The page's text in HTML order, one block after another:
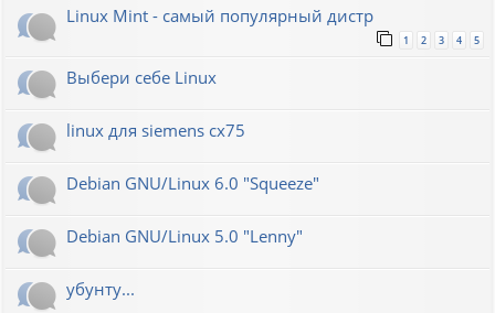
Linux Mint - самый популярный дистр
1 2 3 4 5
Выбери себе Linux
linux для siemens cx75
Debian GNU/Linux 6.0 "Squeeze"
Debian GNU/Linux 5.0 "Lenny"
убунту...